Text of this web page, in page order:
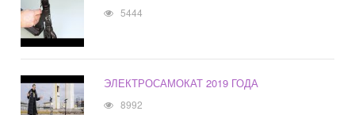
5444
ЭЛЕКТРОСАМОКАТ 2019 ГОДА
8992